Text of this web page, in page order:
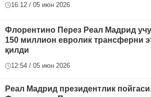
16:12 / 05 июн 2026
Флорентино Перез Реал Мадрид
150 миллион евролик трансферни
қилди
12:54 / 05 июн 2026
Реал Мадрид президентлик